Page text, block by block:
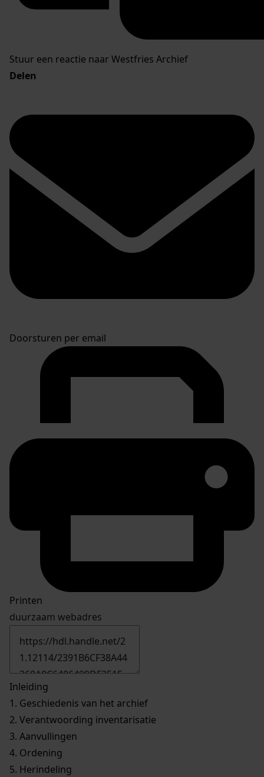
Stuur een reactie naar Westfries Archief
Delen
Doorsturen per email
Printen
duurzaam webadres
Inleiding
1. Geschiedenis van het archief
2. Verantwoording inventarisatie
3. Aanvullingen
4. Ordening
5. Herindeling